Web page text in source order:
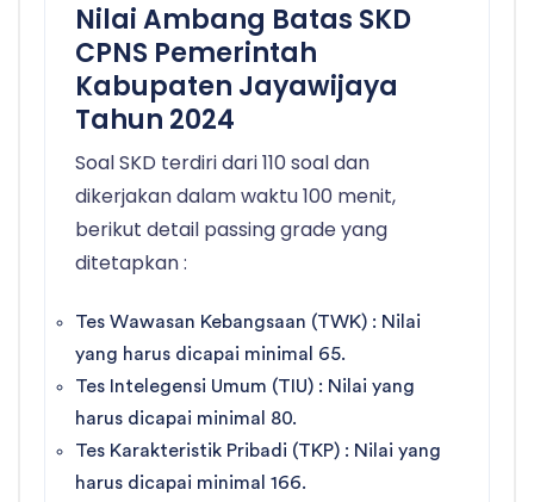
Nilai Ambang Batas SKD
CPNS Pemerintah
Kabupaten Jayawijaya
Tahun 2024
Soal SKD terdiri dari 110 soal dan
dikerjakan dalam waktu 100 menit,
berikut detail passing grade yang
ditetapkan :
Tes Wawasan Kebangsaan (TWK) : Nilai
yang harus dicapai minimal 65.
Tes Intelegensi Umum (TIU) : Nilai yang
harus dicapai minimal 80.
Tes Karakteristik Pribadi (TKP) : Nilai yang
harus dicapai minimal 166.